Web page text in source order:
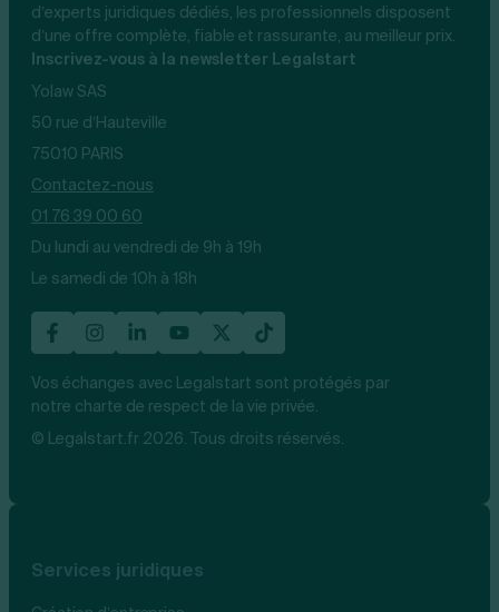
d’experts juridiques dédiés, les professionnels disposent
d’une offre complète, fiable et rassurante, au meilleur prix.
Inscrivez-vous à la newsletter Legalstart
Yolaw SAS
50 rue d’Hauteville
75010 PARIS
Contactez-nous
01 76 39 00 60
Du lundi au vendredi de 9h à 19h
Le samedi de 10h à 18h
Vos échanges avec Legalstart sont protégés par
notre charte de respect de la vie privée.
© Legalstart.fr 2026. Tous droits réservés.
Services juridiques